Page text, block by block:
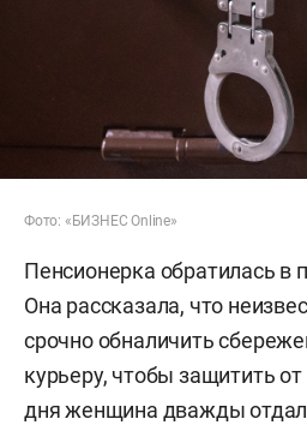
Фото: «БИЗНЕС Online»
Пенсионерка обратилась в
Она рассказала, что
срочно обналичить
курьеру, чтобы защитить
дня женщина дважды